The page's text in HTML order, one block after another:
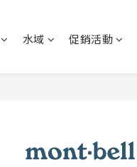
水域 促銷活動